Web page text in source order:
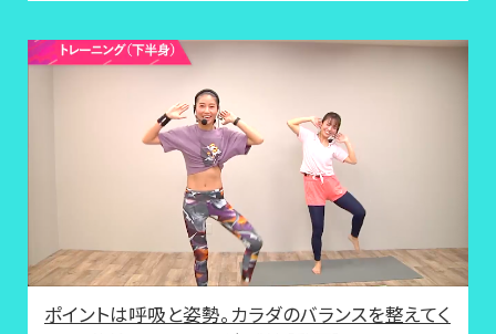
ポイントは呼吸と姿勢。カラダのバランスを整えてく